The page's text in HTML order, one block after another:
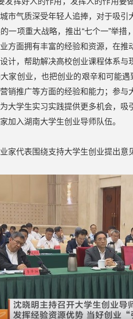
市气质深受年轻人追捧，对于吸
一项重大战略，推出“七个一”举
方面拥有丰富的经验和资源，在
计，帮助解决高校创业课程体系
家创业，也把创业的艰辛和可能
销推广等方面的经验和能力；参
大学生实习实践提供更多机会，
加入湖南大学生创业导师队伍。
代表围绕支持大学生创业提出意